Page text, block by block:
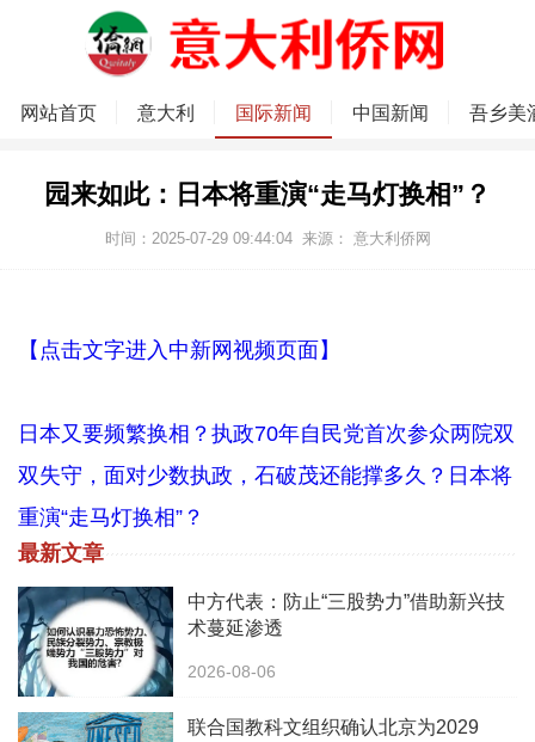
网站首页 意大利 国际新闻 中国新闻 吾乡美
园来如此：日本将重演“走马灯换相”？
时间：2025-07-29 09:44:04 来源： 意大利侨网
【点击文字进入中新网视频页面】
日本又要频繁换相？执政70年自民党首次参众两院双
双失守，面对少数执政，石破茂还能撑多久？日本将
重演“走马灯换相”？
最新文章
中方代表：防止“三股势力”借助新兴技
术蔓延渗透
2026-08-06
联合国教科文组织确认北京为2029